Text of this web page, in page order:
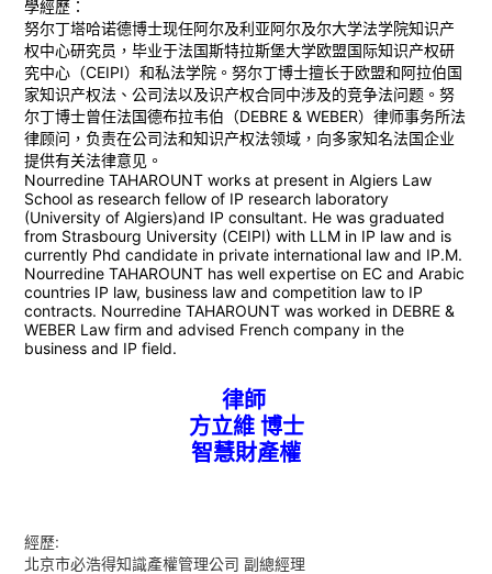
學經歷：
努尔丁塔哈诺德博士现任阿尔及利亚阿尔及尔大学法学院知识产
权中心研究员，毕业于法国斯特拉斯堡大学欧盟国际知识产权研
究中心（CEIPI）和私法学院。努尔丁博士擅长于欧盟和阿拉伯国
家知识产权法、公司法以及识产权合同中涉及的竞争法问题。努
尔丁博士曾任法国德布拉韦伯（DEBRE & WEBER）律师事务所法
律顾问，负责在公司法和知识产权法领域，向多家知名法国企业
提供有关法律意见。
Nourredine TAHAROUNT works at present in Algiers Law
School as research fellow of IP research laboratory
(University of Algiers)and IP consultant. He was graduated
from Strasbourg University (CEIPI) with LLM in IP law and is
currently Phd candidate in private international law and IP.M.
Nourredine TAHAROUNT has well expertise on EC and Arabic
countries IP law, business law and competition law to IP
contracts. Nourredine TAHAROUNT was worked in DEBRE &
WEBER Law firm and advised French company in the
business and IP field.
律師
方立維 博士
智慧財產權
經歷:
北京市必浩得知識產權管理公司 副總經理